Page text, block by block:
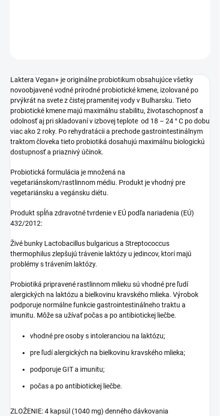
Laktera Vegan+ je originálne probiotikum obsahujúce všetky
novoobjavené vodné prírodné probiotické kmene, izolované po
prvýkrát na svete z čistej pramenitej vody v Bulharsku. Tieto
probiotické kmene majú maximálnu stabilitu, životaschopnosť a
odolnosť aj pri skladovaní v izbovej teplote od 18 – 24 ° C po dobu
viac ako 2 roky. Po rehydratácii a prechode gastrointestinálnym
traktom človeka tieto probiotiká dosahujú maximálnu biologickú
dostupnosť a priaznivý účinok.
Probiotická formulácia je množená na
vegetariánskom/rastlinnom médiu. Produkt je vhodný pre
vegetariánsku a vegánsku diétu.
Produkt spĺňa zdravotné tvrdenie v EÚ podľa nariadenia (EÚ)
432/2012:
Živé bunky Lactobacillus bulgaricus a Streptococcus
thermophilus zlepšujú trávenie laktózy u jedincov, ktorí majú
problémy s trávením laktózy.
Probiotiká pripravené rastlinnom mlieku sú vhodné pre ľudí
alergických na laktózu a bielkovinu kravského mlieka. Výrobok
podporuje normálne funkcie gastrointestinálneho traktu a
imunitu. Môže sa užívať počas a po antibiotickej liečbe.
vhodné pre osoby s intoleranciou na laktózu;
pre ľudí alergických na bielkovinu kravského mlieka;
podporuje GIT a imunitu;
počas a po antibiotickej liečbe.
ZLOŽENIE: 4 kapsúl (1040 mg) denného dávkovania